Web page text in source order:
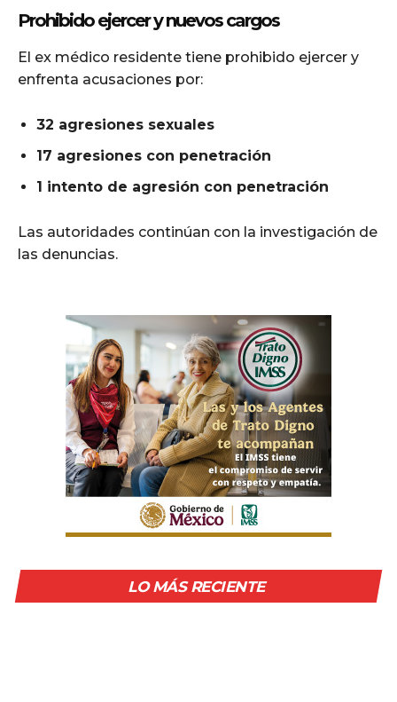
Prohibido ejercer y nuevos cargos
El ex médico residente tiene prohibido ejercer y
enfrenta acusaciones por:
32 agresiones sexuales
17 agresiones con penetración
1 intento de agresión con penetración
Las autoridades continúan con la investigación de
las denuncias.
LO MÁS RECIENTE